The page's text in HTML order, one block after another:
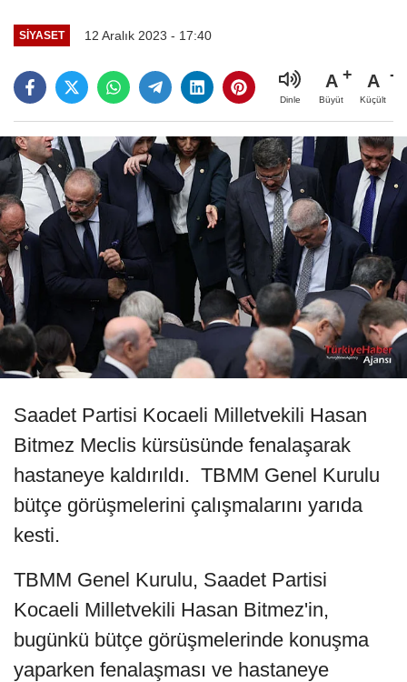
SIYASET 12 Aralık 2023 - 17:40
Dinle
A
Büyüt
A
Küçült
Saadet Partisi Kocaeli Milletvekili Hasan
Bitmez Meclis kürsüsünde fenalaşarak
hastaneye kaldırıldı. TBMM Genel Kurulu
bütçe görüşmelerini çalışmalarını yarıda
kesti.
TBMM Genel Kurulu, Saadet Partisi
Kocaeli Milletvekili Hasan Bitmez'in,
bugünkü bütçe görüşmelerinde konuşma
yaparken fenalaşması ve hastaneye